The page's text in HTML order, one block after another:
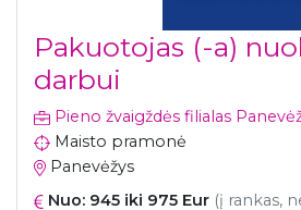
Pakuotojas (-a)
darbui
Pieno žvaigždės filialas
Maisto pramonė
Panevėžys
Nuo: 945 iki 975 Eur (į rankas,